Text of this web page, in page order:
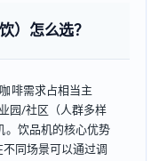
）怎么选？
啡需求占相当主
园/社区（人群多样
。饮品机的核心优势
同场景可以通过调